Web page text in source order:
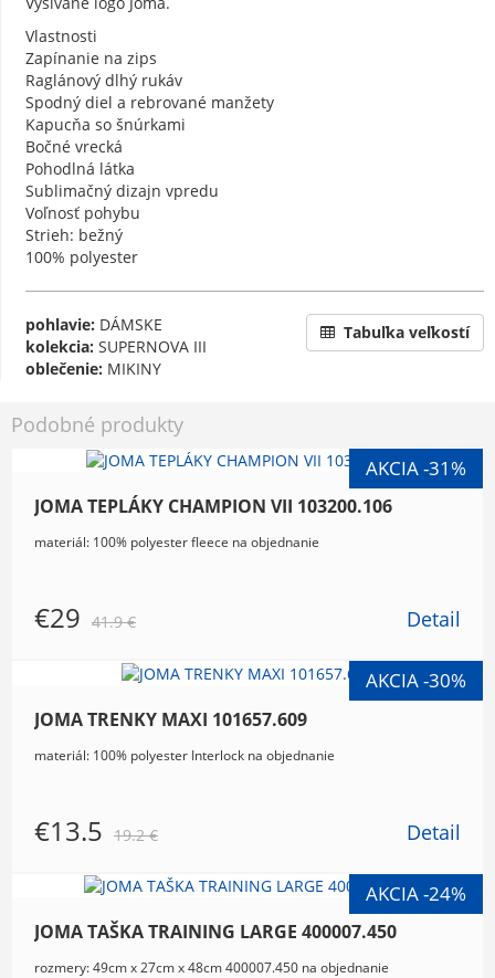
Vlastnosti
Zapínanie na zips
Raglánový dlhý rukáv
Spodný diel a rebrované manžety
Kapucňa so šnúrkami
Bočné vrecká
Pohodlná látka
Sublimačný dizajn vpredu
Voľnosť pohybu
Strieh: bežný
100% polyester
Tabuľka veľkostí
pohlavie: DÁMSKE
kolekcia: SUPERNOVA III
oblečenie: MIKINY
Podobné produkty
JOMA TEPLÁKY CHAMPION VII 103200.106
materiál: 100% polyester fleece na objednanie
€29 41.9 € Detail
JOMA TRENKY MAXI 101657.609
materiál: 100% polyester Interlock na objednanie
€13.5 19.2 € Detail
JOMA TAŠKA TRAINING LARGE 400007.450
rozmery: 49cm x 27cm x 48cm 400007.450 na objednanie